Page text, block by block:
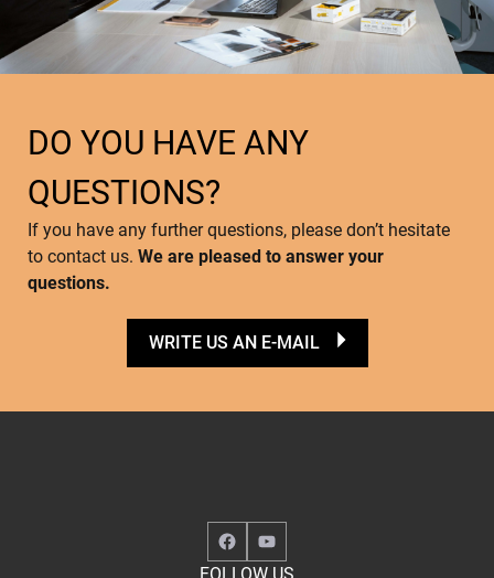
DO YOU HAVE ANY
QUESTIONS?
If you have any further questions, please don’t hesitate
to contact us. We are pleased to answer your
questions.
WRITE US AN E-MAIL
FacebookYouTube
FOLLOW US